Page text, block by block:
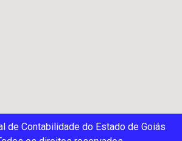
de Contabilidade do Estado de Goiás